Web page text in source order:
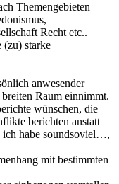
Themengebieten
Recht etc..
(zu) starke
anwesender
Raum einnimmt.
wünschen, die
berichten anstatt
ich habe soundsoviel…,
mit bestimmten